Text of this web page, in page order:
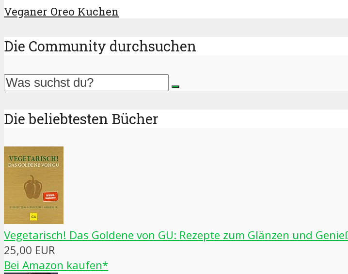
Veganer Oreo Kuchen
Die Community durchsuchen
Die beliebtesten Bücher
Vegetarisch! Das Goldene von GU: Rezepte zum Glänzen und
25,00 EUR
Bei Amazon kaufen*